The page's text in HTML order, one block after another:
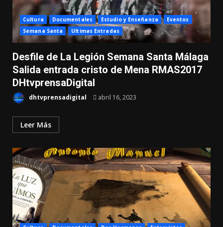
Cultura Documentales Estudio y Enseñanza
Eventos
Semana Santa
Ultimas Entradas
Desfile de La Legión Semana Santa Málaga
Salida entrada cristo de Mena RMAS2017
DHtvprensaDigital
dhtvprensadigital abril 16, 2023
Leer Más